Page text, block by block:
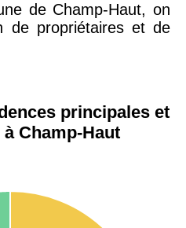
de Champ-Haut, on
de propriétaires et de
principales et
Champ-Haut